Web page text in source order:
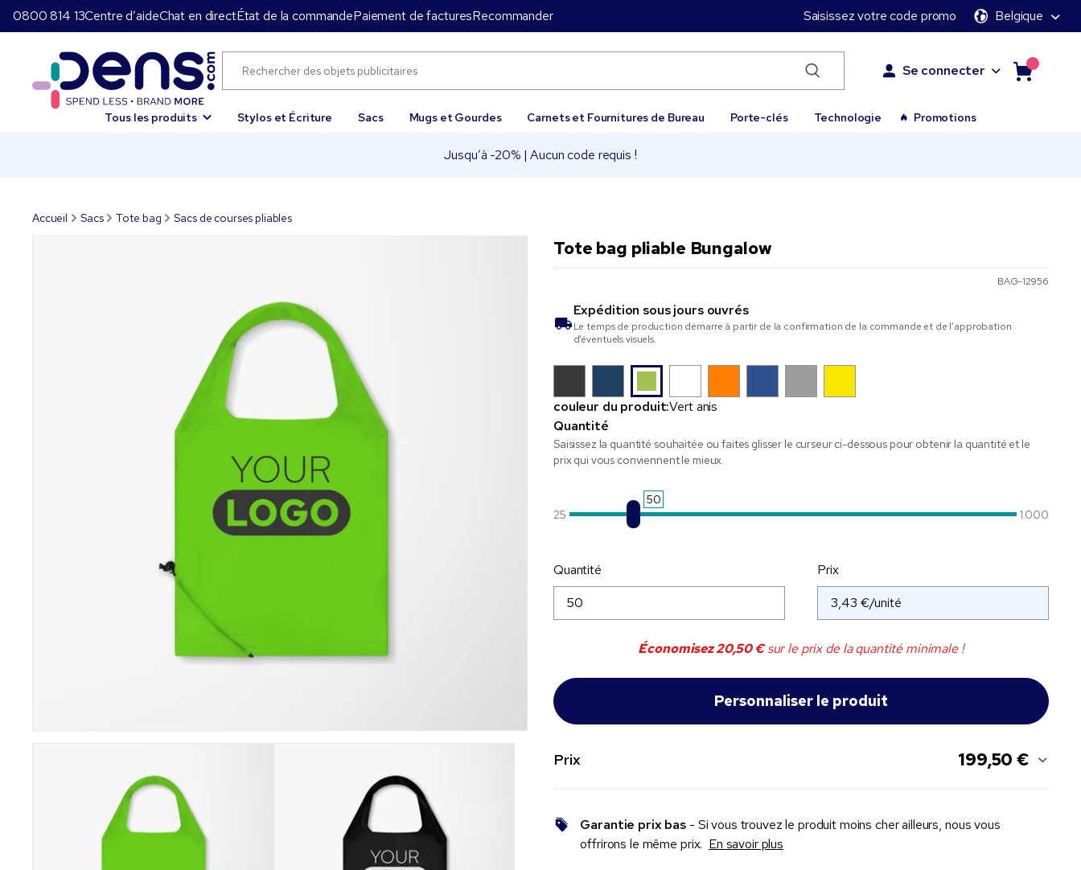
0800 814 13Centre d’aideChat en directÉtat de la commandePaiement de facturesRecommander Saisissez votre code promo Belgique
Se connecter
Tous les produits Stylos et Écriture Sacs Mugs et Gourdes Carnets et Fournitures de Bureau Porte-clés Technologie Promotions
Jusqu’à -20% | Aucun code requis !
Accueil Sacs Tote bag Sacs de courses pliables
Tote bag pliable Bungalow
BAG-12956
Expédition sousjours ouvrés
Le temps de production démarre à partir de la confirmation de la commande et de l’approbation
d’éventuels visuels.
couleur du produit:Vert anis
Quantité
Saisissez la quantité souhaitée ou faites glisser le curseur ci-dessous pour obtenir la quantité et le
prix qui vous conviennent le mieux.
50
25
1.000
Quantité Prix
Économisez20,50 €sur le prix de la quantité minimale !
Prix 199,50 €
Garantie prix bas - Si vous trouvez le produit moins cher ailleurs, nous vous
offrirons le même prix. En savoir plus